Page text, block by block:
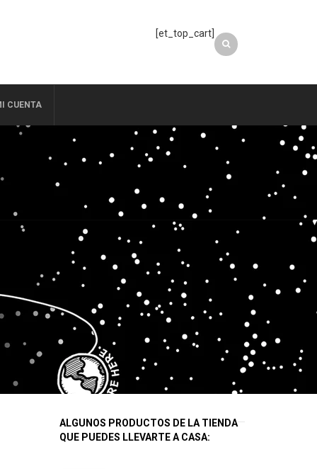
[et_top_cart]
CUENTA
ALGUNOS PRODUCTOS DE LA TIENDA
QUE PUEDES LLEVARTE A CASA: